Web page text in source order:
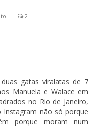
| 2
gatas viralatas de 7
Manuela e Walace em
no Rio de Janeiro,
Instagram não só porque
porque moram num